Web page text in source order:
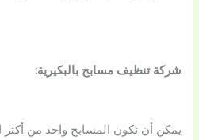
شركة تنظيف مسابح بالبكيرية:
يمكن أن تكون المسابح واحد من